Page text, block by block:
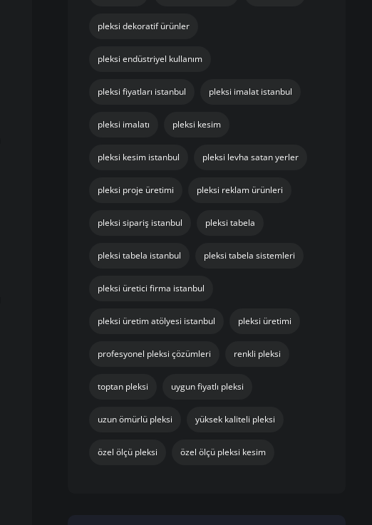
pleksi dekoratif ürünler
pleksi endüstriyel kullanım
pleksi fiyatları istanbul pleksi imalat istanbul
pleksi imalatı pleksi kesim
pleksi kesim istanbul pleksi levha satan yerler
pleksi proje üretimi pleksi reklam ürünleri
pleksi sipariş istanbul pleksi tabela
pleksi tabela istanbul pleksi tabela sistemleri
pleksi üretici firma istanbul
pleksi üretim atölyesi istanbul pleksi üretimi
profesyonel pleksi çözümleri renkli pleksi
toptan pleksi uygun fiyatlı pleksi
uzun ömürlü pleksi yüksek kaliteli pleksi
özel ölçü pleksi özel ölçü pleksi kesim